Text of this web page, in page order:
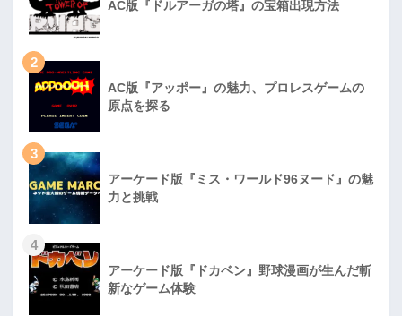
AC版『ドルアーガの塔』の宝箱出現方法
2
AC版『アッポー』の魅力、プロレスゲームの
原点を探る
3
アーケード版『ミス・ワールド96ヌード』の魅
力と挑戦
4
アーケード版『ドカベン』野球漫画が生んだ斬
新なゲーム体験